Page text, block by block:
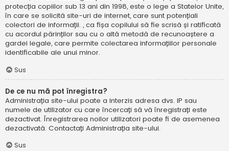
protecția copiilor sub 13 ani din 1998, este o lege a Statelor Unite,
în care se solicită site-uri de internet, care sunt potențiali
colectori de informații. , ca fișa copilului să fie scrisă și ratificată
cu acordul părinților sau cu o altă metodă de recunoaștere a
gardei legale, care permite colectarea informațiilor personale
identificabile ale unui minor.
Sus
De ce nu mă pot înregistra?
Administrația site-ului poate a interzis adresa dvs. IP sau
numele de utilizator cu care încercați să vă înregistrați este
dezactivat. Înregistrarea noilor utilizatori poate fi de asemenea
dezactivată. Contactați Administrația site-ului.
Sus